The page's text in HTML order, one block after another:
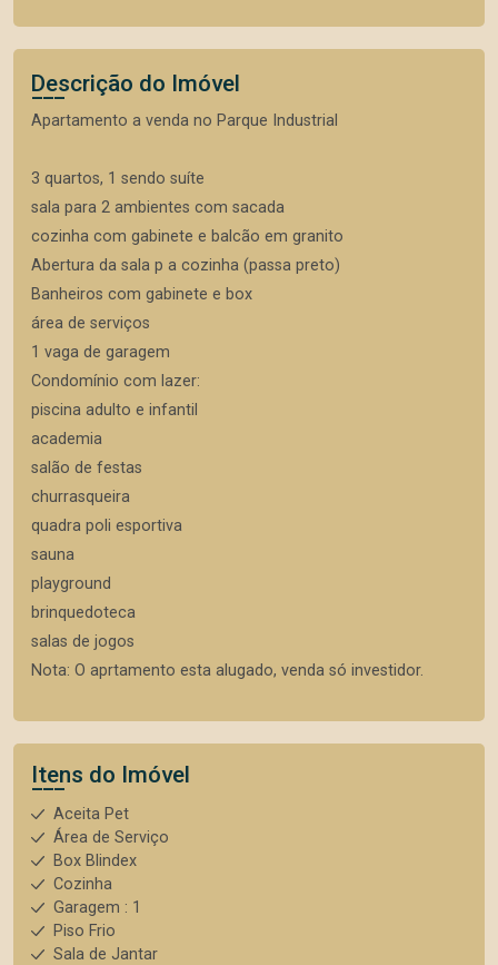
Descrição do Imóvel
Apartamento a venda no Parque Industrial
3 quartos, 1 sendo suíte
sala para 2 ambientes com sacada
cozinha com gabinete e balcão em granito
Abertura da sala p a cozinha (passa preto)
Banheiros com gabinete e box
área de serviços
1 vaga de garagem
Condomínio com lazer:
piscina adulto e infantil
academia
salão de festas
churrasqueira
quadra poli esportiva
sauna
playground
brinquedoteca
salas de jogos
Nota: O aprtamento esta alugado, venda só investidor.
Itens do Imóvel
Aceita Pet
Área de Serviço
Box Blindex
Cozinha
Garagem : 1
Piso Frio
Sala de Jantar